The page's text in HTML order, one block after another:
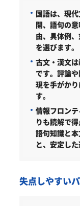
国語は、現
開、語句の
由、具体例
を選びます。
古文・漢文
です。評論
現を手がか
す。
情報フロン
りも読解で
語句知識と
と、安定し
失点しやすい